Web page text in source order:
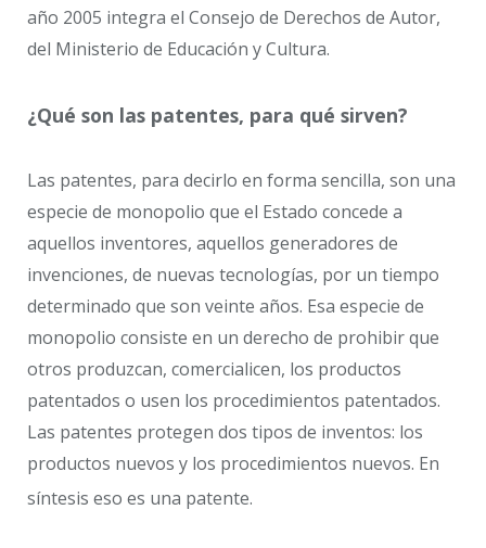
año 2005 integra el Consejo de Derechos de Autor,
del Ministerio de Educación y Cultura.
¿Qué son las patentes, para qué sirven?
Las patentes, para decirlo en forma sencilla, son una
especie de monopolio que el Estado concede a
aquellos inventores, aquellos generadores de
invenciones, de nuevas tecnologías, por un tiempo
determinado que son veinte años. Esa especie de
monopolio consiste en un derecho de prohibir que
otros produzcan, comercialicen, los productos
patentados o usen los procedimientos patentados.
Las patentes protegen dos tipos de inventos: los
productos nuevos y los procedimientos nuevos. En
síntesis eso es una patente.